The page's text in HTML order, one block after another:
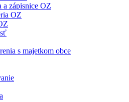
a zápisnice OZ
OZ
s majetkom obce